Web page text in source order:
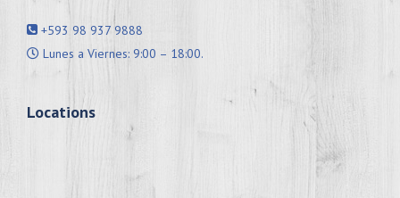
+593 98 937 9888
Lunes a Viernes: 9:00 – 18:00.
Locations